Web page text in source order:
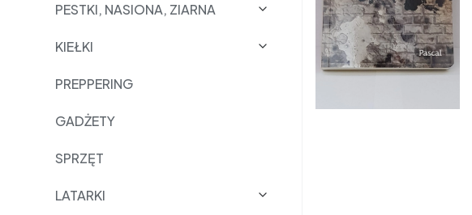
PESTKI, NASIONA, ZIARNA
KIEŁKI
PREPPERING
GADŻETY
SPRZĘT
LATARKI